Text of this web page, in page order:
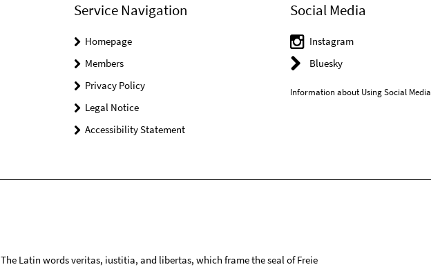
Service Navigation
Homepage
Members
Privacy Policy
Legal Notice
Accessibility Statement
Social Media
Instagram
Bluesky
Information about Using Social Media
The Latin words veritas, iustitia, and libertas, which frame the seal of Freie